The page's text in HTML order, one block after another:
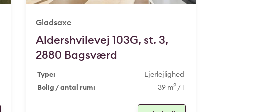
Gladsaxe
Aldershvilevej 103G, st. 3,
2880 Bagsværd
Type:
Ejerlejlighed
Bolig / antal rum:
39 m2 / 1